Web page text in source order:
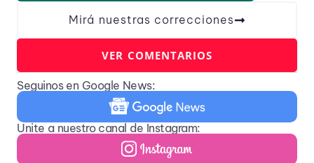
Mirá nuestras correcciones
VER COMENTARIOS
Seguinos en Google News:
Unite a nuestro canal de Instagram: